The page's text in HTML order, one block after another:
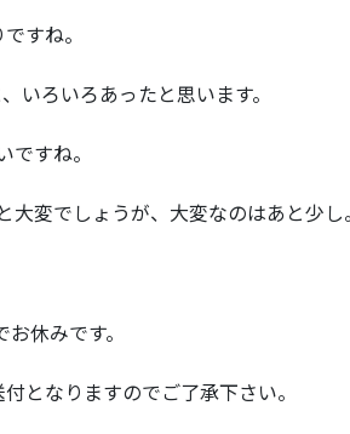
すね。
いろいろあったと思います。
すね。
大変でしょうが、大変なのはあと少し
休みです。
となりますのでご了承下さい。